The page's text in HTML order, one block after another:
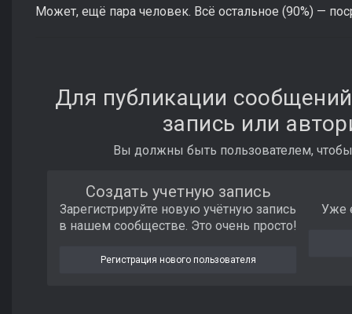
Может, ещё пара человек. Всё остальное (90%) —
Для публикации
запись или
Вы должны быть пользователем,
Создать учетную запись
Зарегистрируйте новую учётную запись
в нашем сообществе. Это очень просто!
Регистрация нового пользователя
Уже